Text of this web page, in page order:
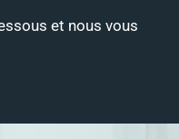
et nous vous